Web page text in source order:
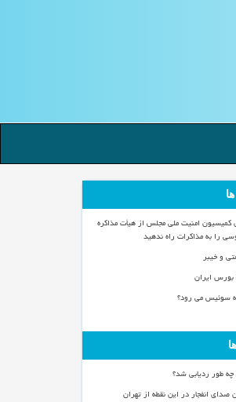
امنیت ملی مجلس از هیأت مذاکره
را به مذاکرات راه ندهید
و خیبر
بورس ایران
سوئیس می رود؟
چه طور ردیابی شد؟
انفجار در این نقطه از تهران